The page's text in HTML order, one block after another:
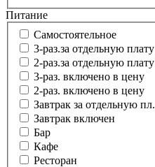
Питание
Самостоятельное
3-раз.за отдельную плату
2-раз.за отдельную плату
3-раз. включено в цену
2-раз. включено в цену
Завтрак за отдельную пл.
Завтрак включен
Бар
Кафе
Ресторан